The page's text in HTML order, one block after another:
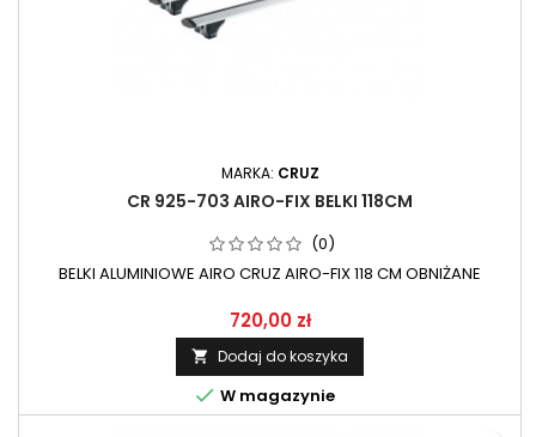
MARKA: CRUZ
CR 925-703 AIRO-FIX BELKI 118CM
(0)
BELKI ALUMINIOWE AIRO CRUZ AIRO-FIX 118 CM OBNIŻANE
720,00 zł
 Dodaj do koszyka
 W magazynie